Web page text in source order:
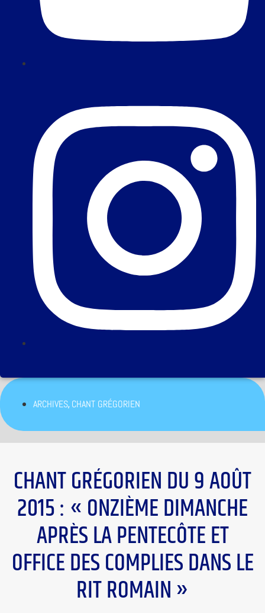
ARCHIVES,CHANT GRÉGORIEN
CHANT GRÉGORIEN DU 9 AOÛT
2015 : « ONZIÈME DIMANCHE
APRÈS LA PENTECÔTE ET
OFFICE DES COMPLIES DANS LE
RIT ROMAIN »